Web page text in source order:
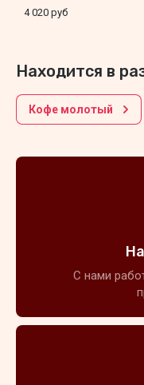
4 020 руб
Находится в
Кофе молотый
С нами